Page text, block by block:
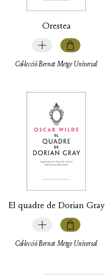
Orestea
Col·lecció Bernat Metge Universal
El quadre de Dorian Gray
Col·lecció Bernat Metge Universal